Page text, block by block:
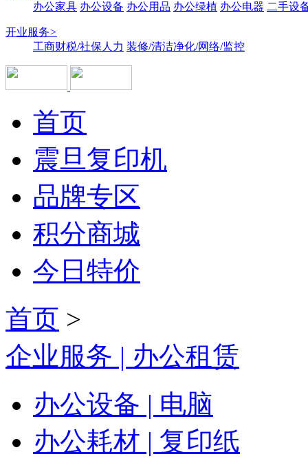
办公家具 办公设备 办公用品 办公绿植 办公电器 二手设
开业服务>
工商财税/社保人力 装修/清洁净化/网络/监控
首页
震旦复印机
品牌专区
积分商城
今日特价
首页 >
企业服务 | 办公租赁
办公设备 | 电脑
办公耗材 | 复印纸